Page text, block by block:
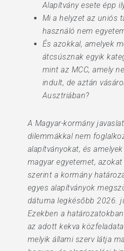
Alapítvány esete épp
Mi a helyzet az uniós
használó nem
És azokkal, amelyek
átcsúsznak egyik
mint az MCC, amely
indult, de aztán
Ausztriában?
A Magyar-kormány
dilemmákkal nem
alapítványokat, és
magyar egyetemet,
szerint a kormány
egyes alapítványok
dátuma legkésőbb 2026.
Ezekben a
az adott kekva
melyik állami szerv látja